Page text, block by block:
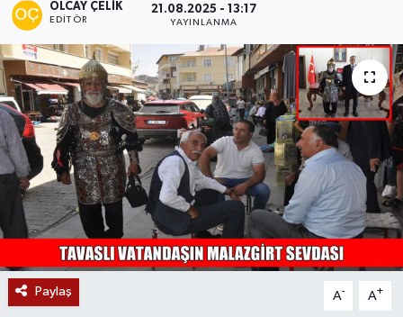
OLCAY ÇELIK
EDITÖR
21.08.2025 - 13:17
YAYINLANMA
Paylaş A- A+
Siyaset
Teknoloji
Kültür Sanat
Muş
Hasköy
Korkut
Bulanık